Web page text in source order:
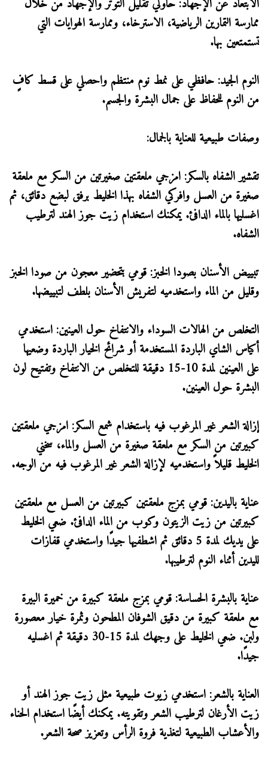
الابتعاد عن الإجهاد: حاولي تقليل التوتر والإجهاد من خلال
ممارسة التمارين الرياضية، الاسترخاء، وممارسة الهوايات التي
تستمتعين بها.
النوم الجيد: حافظي على نمط نوم منتظم واحصلي على قسط كافٍ
من النوم للحفاظ على جمال البشرة والجسم.
وصفات طبيعية للعناية بالجمال:
تقشير الشفاه بالسكر: امزجي ملعقتين صغيرتين من السكر مع ملعقة
صغيرة من العسل وافركي الشفاه بهذا الخليط برفق لبضع دقائق، ثم
اغسليها بالماء الدافئ. يمكنك استخدام زيت جوز الهند لترطيب
الشفاه.
تبييض الأسنان بصودا الخبز: قومي بتحضير معجون من صودا الخبز
وقليل من الماء واستخدميه لتفريش الأسنان بلطف لتبييضها.
التخلص من الهالات السوداء والانتفاخ حول العينين: استخدمي
أكياس الشاي الباردة المستخدمة أو شرائح الخيار الباردة وضعيها
على العينين لمدة 10-15 دقيقة للتخلص من الانتفاخ وتفتيح لون
البشرة حول العينين.
إزالة الشعر غير المرغوب فيه باستخدام شمع السكر: امزجي ملعقتين
كبيرتين من السكر مع ملعقة صغيرة من العسل والماء، سخني
الخليط قليلاً واستخدميه لإزالة الشعر غير المرغوب فيه من الوجه.
عناية باليدين: قومي بمزج ملعقتين كبيرتين من العسل مع ملعقتين
كبيرتين من زيت الزيتون وكوب من الماء الدافئ. ضعي الخليط
على يديك لمدة 5 دقائق ثم اشطفيها جيدًا واستخدمي قفازات
لليدين أثناء النوم لترطيبها.
عناية بالبشرة الحساسة: قومي بمزج ملعقة كبيرة من خميرة البيرة
مع ملعقة كبيرة من دقيق الشوفان المطحون وثمرة خيار معصورة
ولبن. ضعي الخليط على وجهك لمدة 15-30 دقيقة ثم اغسليه
جيدًا.
العناية بالشعر: استخدمي زيوت طبيعية مثل زيت جوز الهند أو
زيت الأرغان لترطيب الشعر وتقويته. يمكنك أيضًا استخدام الحناء
والأعشاب الطبيعية لتغذية فروة الرأس وتعزيز صحة الشعر.